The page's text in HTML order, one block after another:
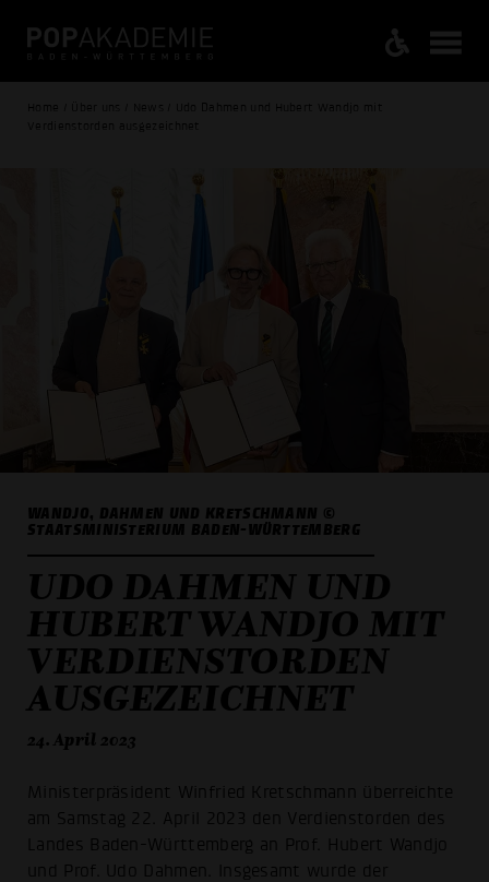
Home / Über uns / News / Udo Dahmen und Hubert Wandjo mit
Verdienstorden ausgezeichnet
WANDJO, DAHMEN UND KRETSCHMANN ©
STAATSMINISTERIUM BADEN-WÜRTTEMBERG
UDO DAHMEN UND
HUBERT WANDJO MIT
VERDIENSTORDEN
AUSGEZEICHNET
24. April 2023
Ministerpräsident Winfried Kretschmann überreichte
am Samstag 22. April 2023 den Verdienstorden des
Landes Baden-Württemberg an Prof. Hubert Wandjo
und Prof. Udo Dahmen. Insgesamt wurde der